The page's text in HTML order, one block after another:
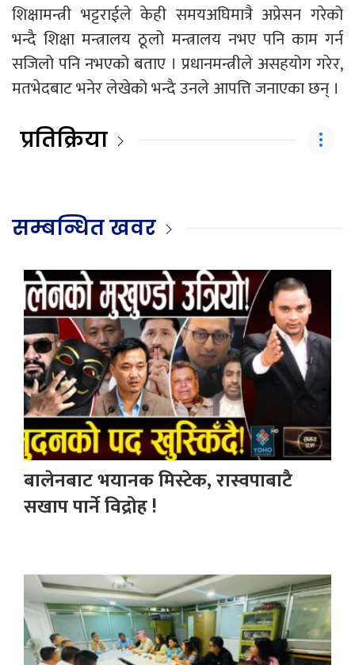
शिक्षामन्त्री भट्टराईले केही समयअघिमात्रै अप्रेसन गरेको
भन्दै शिक्षा मन्त्रालय ठूलो मन्त्रालय नभए पनि काम गर्न
सजिलो पनि नभएको बताए । प्रधानमन्त्रीले असहयोग गरेर,
मतभेदबाट भनेर लेखेको भन्दै उनले आपत्ति जनाएका छन् ।
प्रतिक्रिया
सम्बन्धित खवर
बालेनबाट भयानक मिस्टेक, रास्वपाबाटै
सखाप पार्ने विद्रोह !